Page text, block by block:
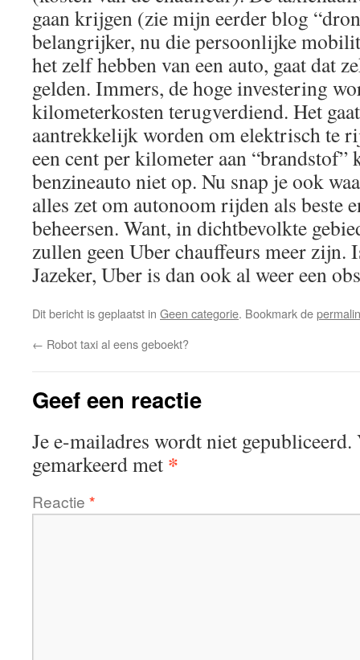
gaan krijgen (zie mijn eerder blog
belangrijker, nu die persoonlijke
het zelf hebben van een auto, gaat dat
gelden. Immers, de hoge investering
kilometerkosten terugverdiend. Het
aantrekkelijk worden om elektrisch te
een cent per kilometer aan “brandstof”
benzineauto niet op. Nu snap je ook
alles zet om autonoom rijden als beste
beheersen. Want, in dichtbevolkte
zullen geen Uber chauffeurs meer zijn.
Jazeker, Uber is dan ook al weer een
Dit bericht is geplaatst in Geen categorie. Bookmark de
← Robot taxi al eens geboekt?
Geef een reactie
Je e-mailadres wordt niet gepubliceerd.
gemarkeerd met *
Reactie *